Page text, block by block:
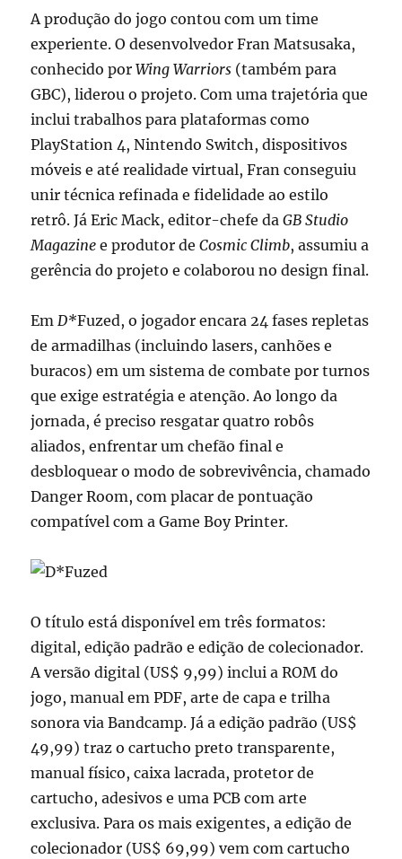
A produção do jogo contou com um time
experiente. O desenvolvedor Fran Matsusaka,
conhecido porWing Warriors (também para
GBC), liderou o projeto. Com uma trajetória que
inclui trabalhos para plataformas como
PlayStation 4, Nintendo Switch, dispositivos
móveis e até realidade virtual, Fran conseguiu
unir técnica refinada e fidelidade ao estilo
retrô. Já Eric Mack, editor-chefe daGB Studio
Magazine e produtor deCosmic Climb, assumiu a
gerência do projeto e colaborou no design final.
EmD*Fuzed, o jogador encara 24 fases repletas
de armadilhas (incluindo lasers, canhões e
buracos) em um sistema de combate por turnos
que exige estratégia e atenção. Ao longo da
jornada, é preciso resgatar quatro robôs
aliados, enfrentar um chefão final e
desbloquear o modo de sobrevivência, chamado
Danger Room, com placar de pontuação
compatível com a Game Boy Printer.
O título está disponível em três formatos:
digital, edição padrão e edição de colecionador.
A versão digital (US$ 9,99) inclui a ROM do
jogo, manual em PDF, arte de capa e trilha
sonora via Bandcamp. Já a edição padrão (US$
49,99) traz o cartucho preto transparente,
manual físico, caixa lacrada, protetor de
cartucho, adesivos e uma PCB com arte
exclusiva. Para os mais exigentes, a edição de
colecionador (US$ 69,99) vem com cartucho